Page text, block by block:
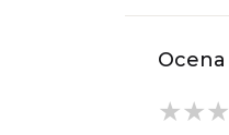
Ocena
★
★
★